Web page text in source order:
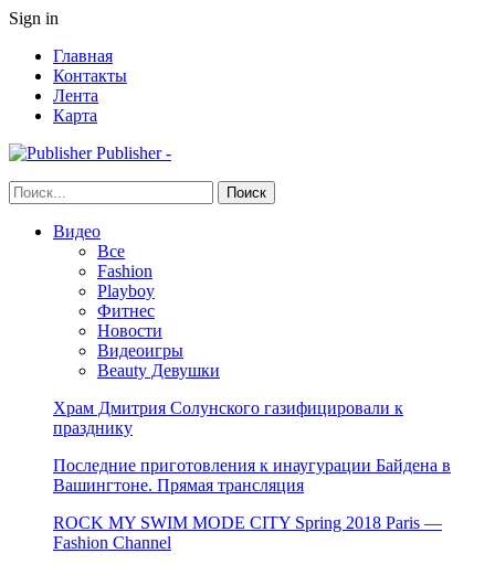
Sign in
Главная
Контакты
Лента
Карта
Publisher -
Видео
Все
Fashion
Playboy
Фитнес
Новости
Видеоигры
Beauty Девушки
Храм Дмитрия Солунского газифицировали к
празднику
Последние приготовления к инаугурации Байдена в
Вашингтоне. Прямая трансляция
ROCK MY SWIM MODE CITY Spring 2018 Paris —
Fashion Channel